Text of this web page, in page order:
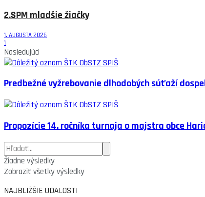
2.SPM mladšie žiačky
1. AUGUSTA 2026
1
Nasledujúci
Predbežné vyžrebovanie dlhodobých súťaží
Propozície 14. ročníka turnaja o majstra obce
Žiadne výsledky
Zobraziť všetky výsledky
NAJBLIŽŠIE UDALOSTI